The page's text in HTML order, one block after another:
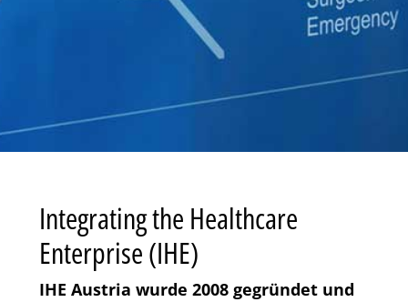
Integrating the Healthcare
Enterprise (IHE)
IHE Austria wurde 2008 gegründet und